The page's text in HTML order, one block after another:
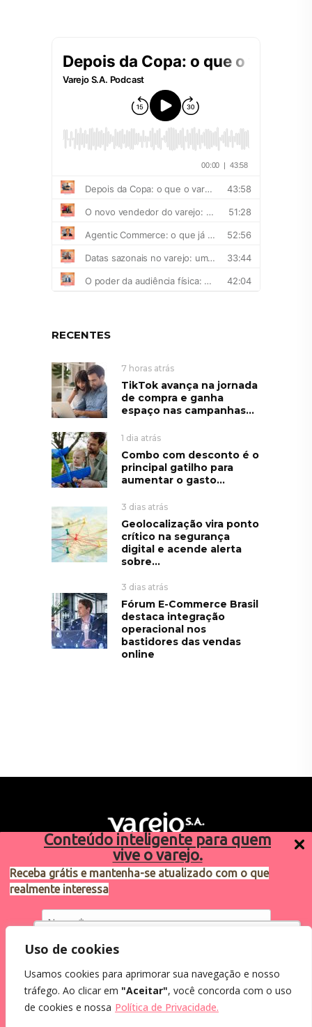
Conteúdo inteligente para quem
vive o varejo.
Receba grátis e mantenha-se atualizado com o que
realmente interessa
Eu concordo em receber comunicações.
Ao informar meus dados, eu concordo com a
Utilizamos cookies para oferecer melhor
como você interage em nosso site e
personalizar conteúdo.
Uso de cookies
Usamos cookies para aprimorar sua navegação e nosso
tráfego. Ao clicar em "Aceitar", você concorda com o uso
de cookies e nossa Política de Privacidade.
RECENTES
7 horas atrás
TikTok avança na jornada
de compra e ganha
espaço nas campanhas...
1 dia atrás
Combo com desconto é o
principal gatilho para
aumentar o gasto...
3 dias atrás
Geolocalização vira ponto
crítico na segurança
digital e acende alerta
sobre...
3 dias atrás
Fórum E-Commerce Brasil
destaca integração
operacional nos
bastidores das vendas
online
Sugestões de pauta
varejosa@cndl.org.br
2024®. Todos os direitos reservados.